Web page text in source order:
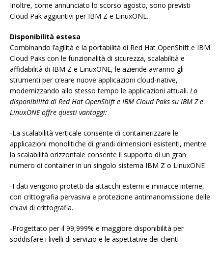
Inoltre, come annunciato lo scorso agosto, sono previsti
Cloud Pak aggiuntivi per IBM Z e LinuxONE.
Disponibilità estesa
Combinando l’agilità e la portabilità di Red Hat OpenShift e IBM
Cloud Paks con le funzionalità di sicurezza, scalabilità e
affidabilità di IBM Z e LinuxONE, le aziende avranno gli
strumenti per creare nuove applicazioni cloud-native,
modernizzando allo stesso tempo le applicazioni attuali. La
disponibilità di Red Hat OpenShift e IBM Cloud Paks su IBM Z e
LinuxONE offre questi vantaggi:
-La scalabilità verticale consente di containerizzare le
applicazioni monolitiche di grandi dimensioni esistenti, mentre
la scalabilità orizzontale consente il supporto di un gran
numero di container in un singolo sistema IBM Z o LinuxONE
-I dati vengono protetti da attacchi esterni e minacce interne,
con crittografia pervasiva e protezione antimanomissione delle
chiavi di crittografia.
-Progettato per il 99,999% e maggiore disponibilità per
soddisfare i livelli di servizio e le aspettative dei clienti